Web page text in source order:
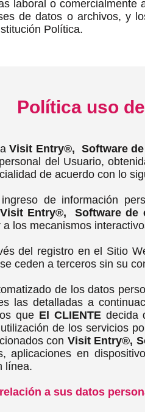
laboral o
de datos o archivos, y
Política.
Política uso
Visit Entry®, Software
del Usuario,
de acuerdo con lo
de información
Visit Entry®, Software de
los mecanismos
del registro en el Sitio
ceden a terceros sin su
de los datos
las detalladas a
que El CLIENTEdecida
de los servicios
con Visit Entry®,
aplicaciones en
línea.
a sus datos